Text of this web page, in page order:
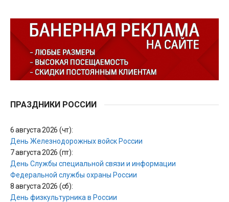
ПРАЗДНИКИ РОССИИ
6 августа 2026 (чт):
День Железнодорожных войск России
7 августа 2026 (пт):
День Службы специальной связи и информации
Федеральной службы охраны России
8 августа 2026 (сб):
День физкультурника в России